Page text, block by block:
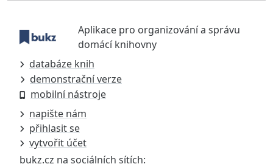
Aplikace pro organizování a správu
domácí knihovny
databáze knih
demonstrační verze
mobilní nástroje
napište nám
přihlasit se
vytvořit účet
bukz.cz na sociálních sítích: